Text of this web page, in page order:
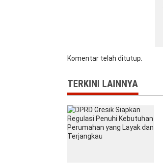
Komentar telah ditutup.
TERKINI LAINNYA